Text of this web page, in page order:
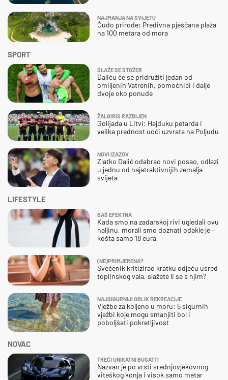
SPORT
SLAŽE SE STOŽER
Daliću će se pridružiti jedan od
omiljenih Vatrenih, pomoćnici i dalje
dvoje oko ponude
ŽALGIRIS RAZBIJEN
Golijada u Litvi: Hajduku petarda i
velika prednost uoči uzvrata na Poljudu
NOVI IZAZOV
Zlatko Dalić odabrao novi posao, odlazi
u jednu od najatraktivnijih zemalja
svijeta
NAJMANJA NA SVIJETU
Čudo prirode: Predivna pješčana plaža
na 100 metara od mora
NOVAC
TREĆI UNIKATNI BUGATTI
Nazvan je po vrsti srednjovjekovnog
viteškog konja i visok samo metar
LIFESTYLE
BAŠ EFEKTNA
Kada smo na zadarskoj rivi ugledali ovu
haljinu, morali smo doznati odakle je –
košta samo 18 eura
(NE)PRIMJERENA?
Svećenik kritizirao kratku odjeću usred
toplinskog vala, slažete li se s njim?
NAJSIGURNIJI OBLIK REKREACIJE
Vježbe za koljeno u moru: 5 sigurnih
vježbi koje mogu smanjiti bol i
poboljšati pokretljivost